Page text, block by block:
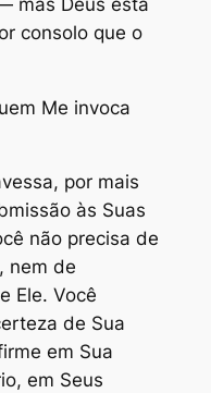
consolo que o
Me invoca
por mais
às Suas
não precisa de
nem de
Ele. Você
de Sua
em Sua
em Seus